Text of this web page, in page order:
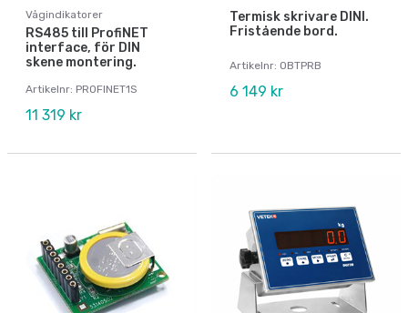
Vågindikatorer
RS485 till ProfiNET
interface, för DIN
skene montering.
Artikelnr: PROFINET1S
11 319 kr
Termisk skrivare DINI.
Fristående bord.
Artikelnr: OBTPRB
6 149 kr